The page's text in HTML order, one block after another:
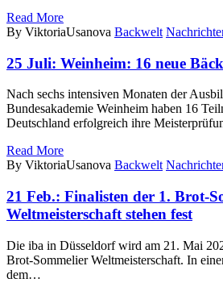
Read More
By ViktoriaUsanova Backwelt
25 Juli: Weinheim: 16 neue
Nach sechs intensiven Monaten der
Bundesakademie Weinheim haben 16
Deutschland erfolgreich ihre
Read More
By ViktoriaUsanova Backwelt
21 Feb.: Finalisten der 1. Brot-
Weltmeisterschaft stehen fest
Die iba in Düsseldorf wird am 21. Mai
Brot-Sommelier Weltmeisterschaft. In
dem…